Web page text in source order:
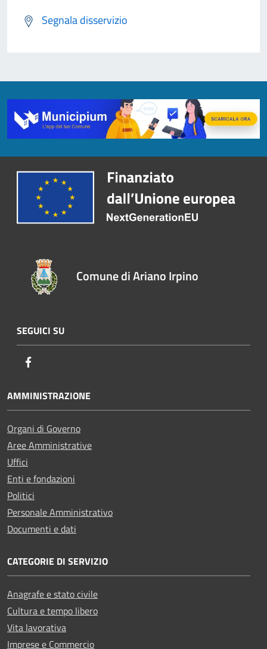
Segnala disservizio
Comune di Ariano Irpino
SEGUICI SU
AMMINISTRAZIONE
Organi di Governo
Aree Amministrative
Uffici
Enti e fondazioni
Politici
Personale Amministrativo
Documenti e dati
CATEGORIE DI SERVIZIO
Anagrafe e stato civile
Cultura e tempo libero
Vita lavorativa
Imprese e Commercio